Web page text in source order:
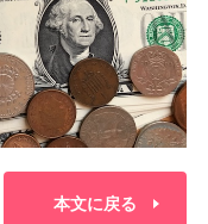
本文に戻る